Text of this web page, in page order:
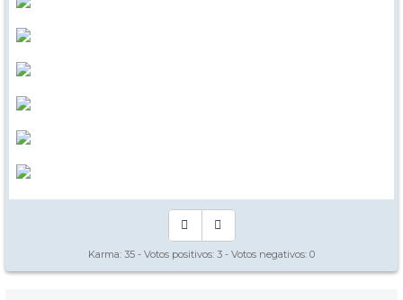
Karma: 35 - Votos positivos: 3 - Votos negativos: 0